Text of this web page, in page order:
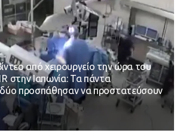
από χειρουργείο την ώρα του
στην Ιαπωνία: Τα πάντα
δύο προσπάθησαν να προστατεύσουν